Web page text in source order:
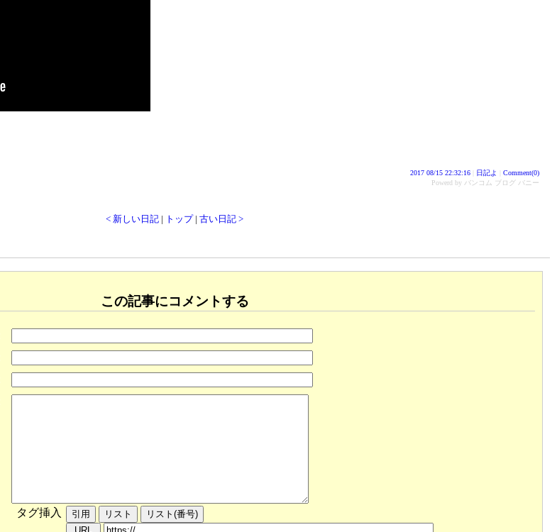
2017 08/15 22:32:16 日記よ
Comment(0)
Powerd by バンコム ブログ バニー
< 新しい日記 | トップ| 古い日記 >
この記事にコメントする
タグ挿入